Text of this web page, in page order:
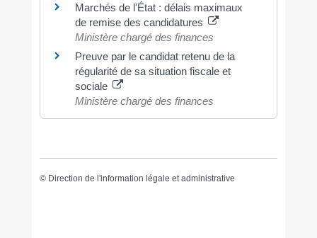
Marchés de l'État : délais maximaux
de remise des candidatures
Ministère chargé des finances
Preuve par le candidat retenu de la
régularité de sa situation fiscale et
sociale
Ministère chargé des finances
© Direction de l'information légale et administrative